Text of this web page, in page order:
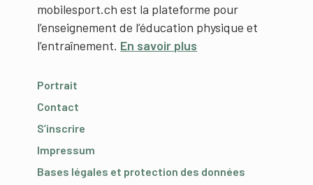
mobilesport.ch est la plateforme pour
l’enseignement de l’éducation physique et
l’entraînement. En savoir plus
Portrait
Contact
S’inscrire
Impressum
Bases légales et protection des données